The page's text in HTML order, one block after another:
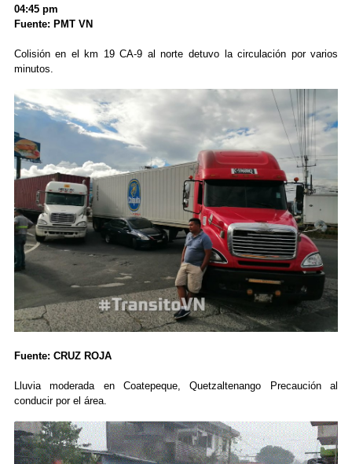
04:45 pm
Fuente: PMT VN
Colisión en el km 19 CA-9 al norte detuvo la circulación por varios
minutos.
Fuente: CRUZ ROJA
Lluvia moderada en Coatepeque, Quetzaltenango Precaución al
conducir por el área.